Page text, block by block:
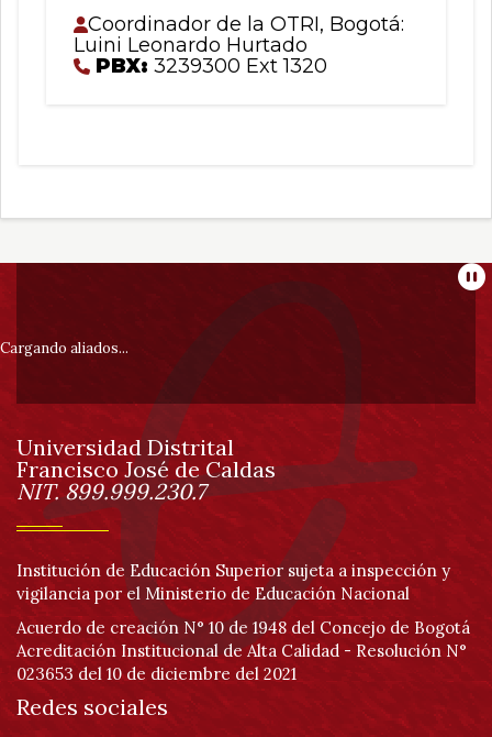
Coordinador de la OTRI, Bogotá:
Luini Leonardo Hurtado
PBX: 3239300 Ext 1320
Información
pie
de
página
Cargando aliados...
Información
Universidad Distrital
Francisco José de Caldas
NIT. 899.999.230.7
Institución de Educación Superior sujeta a inspección y
vigilancia por el Ministerio de Educación Nacional
Acuerdo de creación N° 10 de 1948 del Concejo de Bogotá
Acreditación Institucional de Alta Calidad - Resolución N°
023653 del 10 de diciembre del 2021
Redes sociales